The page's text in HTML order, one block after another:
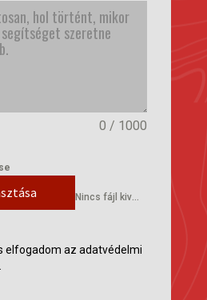
0 / 1000
Nincs fájl kiválasztva
elfogadom az adatvédelmi